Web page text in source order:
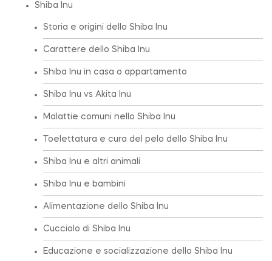
Shiba Inu
Storia e origini dello Shiba Inu
Carattere dello Shiba Inu
Shiba Inu in casa o appartamento
Shiba Inu vs Akita Inu
Malattie comuni nello Shiba Inu
Toelettatura e cura del pelo dello Shiba Inu
Shiba Inu e altri animali
Shiba Inu e bambini
Alimentazione dello Shiba Inu
Cucciolo di Shiba Inu
Educazione e socializzazione dello Shiba Inu